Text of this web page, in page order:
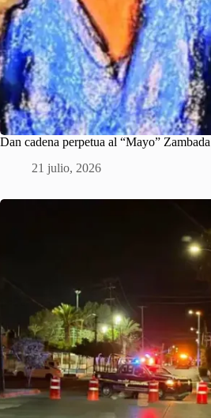
Dan cadena perpetua al “Mayo” Zambada
21 julio, 2026